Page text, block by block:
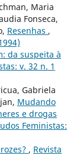
Maria
Fonseca,
Resenhas ,
da suspeita à
v. 32 n. 1
Gabriela
Mudando
e drogas
Feministas:
, Revista